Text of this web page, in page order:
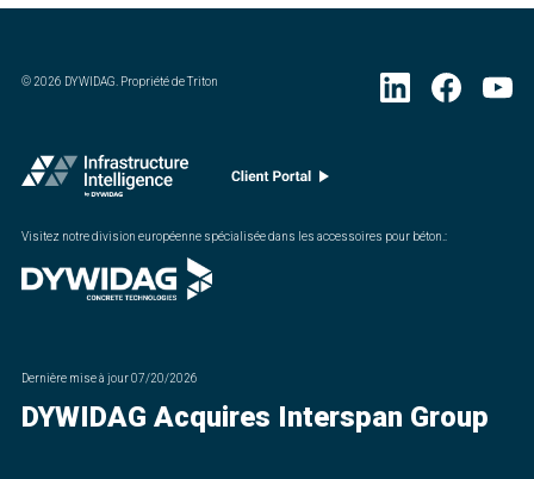
©2026 DYWIDAG. Propriété de Triton
Visitez notre division européenne spécialisée dans les accessoires pour béton.:
Dernière mise à jour07/20/2026
DYWIDAG Acquires Interspan Group